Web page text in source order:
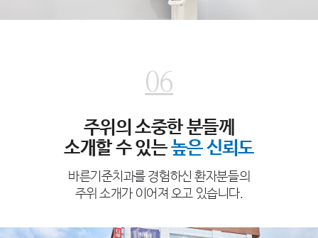
06
주위의 소중한 분들께
소개할 수 있는높은 신뢰도
바른기준치과를 경험하신 환자분들의
주위 소개가 이어져 오고 있습니다.